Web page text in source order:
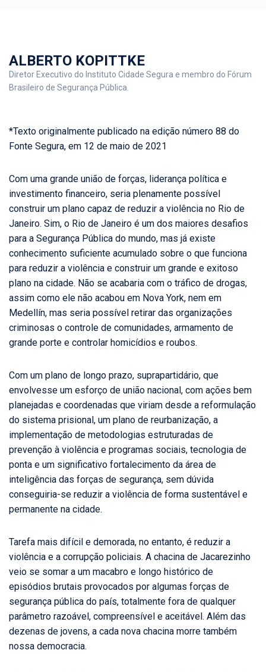
ALBERTO KOPITTKE
Diretor Executivo do Instituto Cidade Segura e membro do Fórum
Brasileiro de Segurança Pública.
*Texto originalmente publicado na edição número 88 do
Fonte Segura, em 12 de maio de 2021
Com uma grande união de forças, liderança política e
investimento financeiro, seria plenamente possível
construir um plano capaz de reduzir a violência no Rio de
Janeiro. Sim, o Rio de Janeiro é um dos maiores desafios
para a Segurança Pública do mundo, mas já existe
conhecimento suficiente acumulado sobre o que funciona
para reduzir a violência e construir um grande e exitoso
plano na cidade. Não se acabaria com o tráfico de drogas,
assim como ele não acabou em Nova York, nem em
Medellín, mas seria possível retirar das organizações
criminosas o controle de comunidades, armamento de
grande porte e controlar homicídios e roubos.
Com um plano de longo prazo, suprapartidário, que
envolvesse um esforço de união nacional, com ações bem
planejadas e coordenadas que viriam desde a reformulação
do sistema prisional, um plano de reurbanização, a
implementação de metodologias estruturadas de
prevenção à violência e programas sociais, tecnologia de
ponta e um significativo fortalecimento da área de
inteligência das forças de segurança, sem dúvida
conseguiria-se reduzir a violência de forma sustentável e
permanente na cidade.
Tarefa mais difícil e demorada, no entanto, é reduzir a
violência e a corrupção policiais. A chacina de Jacarezinho
veio se somar a um macabro e longo histórico de
episódios brutais provocados por algumas forças de
segurança pública do país, totalmente fora de qualquer
parâmetro razoável, compreensível e aceitável. Além das
dezenas de jovens, a cada nova chacina morre também
nossa democracia.